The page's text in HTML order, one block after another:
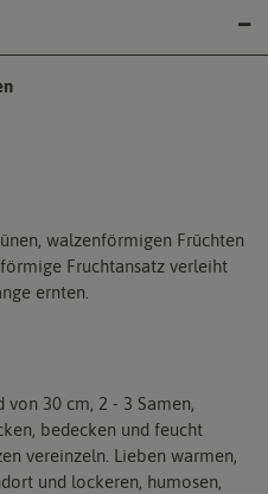
walzenförmigen Früchten
Fruchtansatz verleiht
ernten.
30 cm, 2 - 3 Samen,
bedecken und feucht
vereinzeln. Lieben warmen,
und lockeren, humosen,